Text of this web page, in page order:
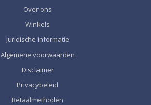
Over ons
Winkels
Juridische informatie
Algemene voorwaarden
Disclaimer
Privacybeleid
Betaalmethoden